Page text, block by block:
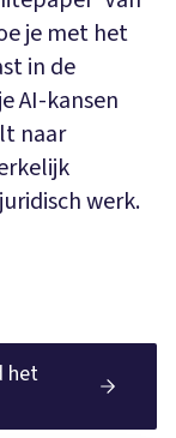
je met het
in de
AI-kansen
naar
werk.
het